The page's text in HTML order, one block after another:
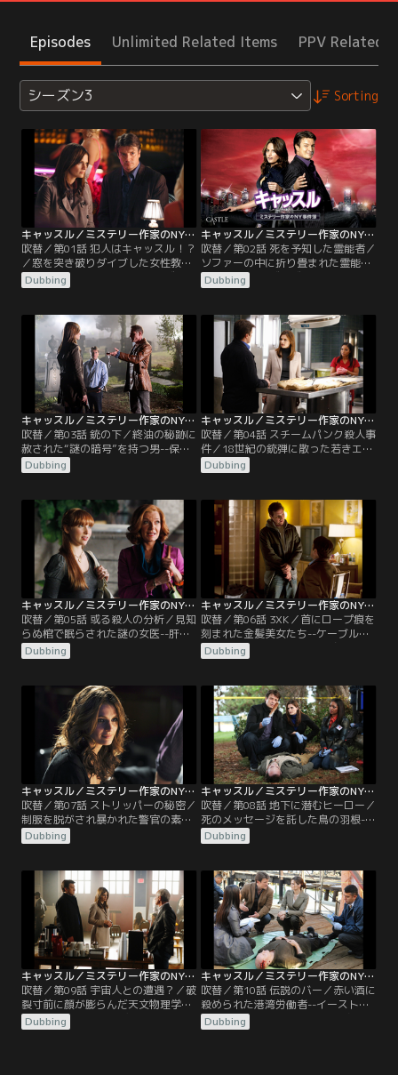
Episodes Unlimited Related Items PPV Related
シーズン3 Sorting
キャッスル／ミステリー作家のNY事件簿 シーズン3 第01話／吹替
吹替／第01話 犯人はキャッスル！？
／窓を突き破りダイブした女性教師-
-新作執筆のためにハンプトンズへ向
かったキャッスルからは一向に連絡
いた。そんなある日、アパートの窓
から突き落とされたと見られる女性
教師クロエ・ホイットマンの遺体が
発見される。遺体の手に残された住
所に急行するベケットたち。しかし
そこには…！
Dubbing
キャッスル／ミステリー作家のNY事件簿 シーズン3 第02話／吹替
吹替／第02話 死を予知した霊能者／
ソファーの中に折り畳まれた霊能者-
-著名な霊能者ヴィヴィアンの遺体
が、自宅リビングのソファー内で見
れた後、ソファーに押し込まれ窒息
死したという。娘ペニーの話による
と、母ヴィヴィアンは全国の警察に
協力し霊能力で犯罪者を刑務所に送
ってきたと言い、ベケットは怨恨に
よる殺害と推測する。
Dubbing
キャッスル／ミステリー作家のNY事件簿 シーズン3 第03話／吹替
吹替／第03話 銃の下／終油の秘跡に
赦された“謎の暗号”を持つ男--保釈
金立替所を営むカーヴァーが撲殺さ
れた。殺害現場に残された靴跡、盗
を手掛かりに容疑者を絞っていく。
そこへ遺体から“暗号が書かれた
紙”と“聖油による十字架（終油の秘
跡）”が見つかる。キャッスルは
「ダ・ヴィンチ・コード！」と暗号
の解読に夢中になるが…。
Dubbing
キャッスル／ミステリー作家のNY事件簿 シーズン3 第04話／吹替
吹替／第04話 スチームパンク殺人事
件／18世紀の銃弾に散った若きエリ
ート--セントラル・パークで若い男
の銃殺体が発見された。身元はダニ
資会社に勤めるエリートと判明し
た。遺体は下着しか身に着けておら
ず、検視によると約200年前の弾で
撃たれていたことから、キャッスル
は“タイムトラベラーによる犯行”と
妄想を働かせる。
Dubbing
キャッスル／ミステリー作家のNY事件簿 シーズン3 第05話／吹替
吹替／第05話 或る殺人の分析／見知
らぬ棺で眠らされた謎の女医--肝不
全で死亡した男性の葬儀中、棺桶の
中から女性の変死体が転がり落ちて
ンローと判明するが、死因は謎に包
まれていた。そこで病院に調査に向
かったキャッスルとベケットは、事
件当夜ヴァレリーが若い看護師と口
論をした上に、謎の男と病院を後に
していたと知る。
Dubbing
キャッスル／ミステリー作家のNY事件簿 シーズン3 第06話／吹替
吹替／第06話 3XK／首にロープ痕を
刻まれた金髪美女たち--ケーブル会
社勤務のリンダ・ルッソの絞殺体
が、ゴミ収集員によって発見され
件の犯人“3XK（トリプル・キラ
ー）”の犯行と即座に睨む。4年
前、“3XK”は1週間に3人の女性を殺
害、一か月後には更に3人を殺して
姿を消していた。
Dubbing
キャッスル／ミステリー作家のNY事件簿 シーズン3 第07話／吹替
吹替／第07話 ストリッパーの秘密／
制服を脱がされ暴かれた警官の素顔-
-“警官が撃たれている”とタクシー運
転手からの通報を受けた。しかし、
ラ入りの水鉄砲、一瞬で脱ぎ取れる
制服を着ていた“ストリッパー”だっ
た。ストリップクラブで“いじめ”が
あったと知ると、ベケットはキャッ
スルを誘い潜入捜査に乗り込む
が…。
Dubbing
キャッスル／ミステリー作家のNY事件簿 シーズン3 第08話／吹替
吹替／第08話 地下に潜むヒーロー／
死のメッセージを託した鳥の羽根--
地下鉄職員レナードの銃殺体が、公
園で発見された。背中は至近距離、
視官のラニは不審を抱き、キャッス
ルは遺体の胸ポケットから見つけた
猛禽類の羽根に疑問を持つ。そして
レナードの自宅を捜索すると、何か
を追跡するための装置があり疑問は
益々深まっていく。
Dubbing
キャッスル／ミステリー作家のNY事件簿 シーズン3 第09話／吹替
吹替／第09話 宇宙人との遭遇？／破
裂寸前に顔が膨らんだ天文物理学者-
-操車場に置かれた不審な車から、女
性の変死体が発見された。被害者は
Dubbing
キャッスル／ミステリー作家のNY事件簿 シーズン3 第10話／吹替
吹替／第10話 伝説のバー／赤い酒に
殺められた港湾労働者--イーストリ
バーで男性の水死体を釣り上げたと
通報があった。遺体が所持していた
Dubbing